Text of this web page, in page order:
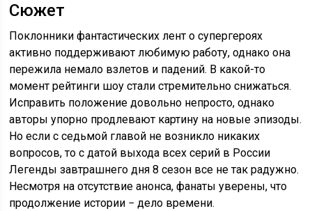
Сюжет
Поклонники фантастических лент о супергероях
активно поддерживают любимую работу, однако она
пережила немало взлетов и падений. В какой-то
момент рейтинги шоу стали стремительно снижаться.
Исправить положение довольно непросто, однако
авторы упорно продлевают картину на новые эпизоды.
Но если с седьмой главой не возникло никаких
вопросов, то с датой выхода всех серий в России
Легенды завтрашнего дня 8 сезон все не так радужно.
Несмотря на отсутствие анонса, фанаты уверены, что
продолжение истории − дело времени.